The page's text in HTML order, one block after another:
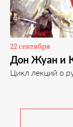
22 сентября
Дон Жуан и
Цикл лекций о